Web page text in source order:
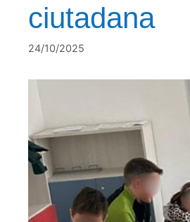
ciutadana
24/10/2025